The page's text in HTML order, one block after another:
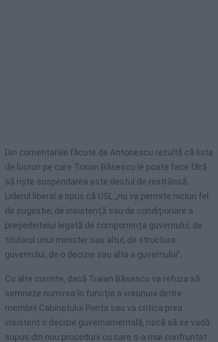
Din comentariile făcute de Antonescu rezultă că lista
de lucruri pe care Traian Băsescu le poate face fără
să rişte suspendarea este destul de restrânsă.
Liderul liberal a spus că USL „nu va permite niciun fel
de sugestie, de insistenţă sau de condiţionare a
preşedintelui legată de componenţa guvernului, de
titularul unui minister sau altul, de structura
guvernului, de o decizie sau alta a guvernului”.
Cu alte cuvinte, dacă Traian Băsescu va refuza să
semneze numirea în funcţie a vreunuia dintre
membrii Cabinetului Ponta sau va critica prea
insistent o decizie guvernamentală, riscă să se vadă
supus din nou procedurii cu care s-a mai confruntat